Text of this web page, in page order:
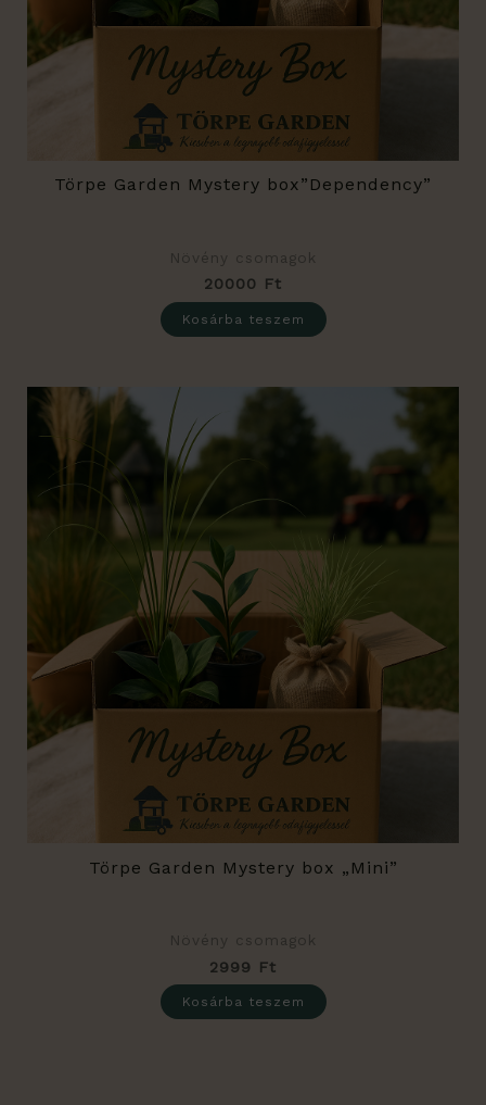
Törpe Garden Mystery box”Dependency”
Növény csomagok
20000 Ft
Kosárba teszem
Törpe Garden Mystery box „Mini”
Növény csomagok
2999
Ft
Kosárba teszem